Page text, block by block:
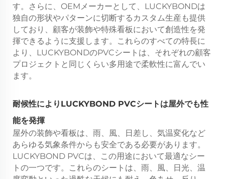
す。さらに、OEMメーカーとして、LUCKYBONDは
独自の形状やパターンに切断するカスタム生産も提供
しており、顧客が装飾や特殊看板において創造性を発
揮できるように支援します。これらのすべての特長に
より、LUCKYBONDのPVCシートは、それぞれの顧客
プロジェクトと同じくらい多用途で柔軟性に富んでい
ます。
耐候性によりLUCKYBOND PVCシートは屋外でも性
能を発揮
屋外の装飾や看板は、雨、風、日差し、気温変化など
あらゆる気象条件からも安全である必要があります。
LUCKYBOND PVCは、この用途において最適なシー
トの一つです。これらのシートは、雨、風、日光、温